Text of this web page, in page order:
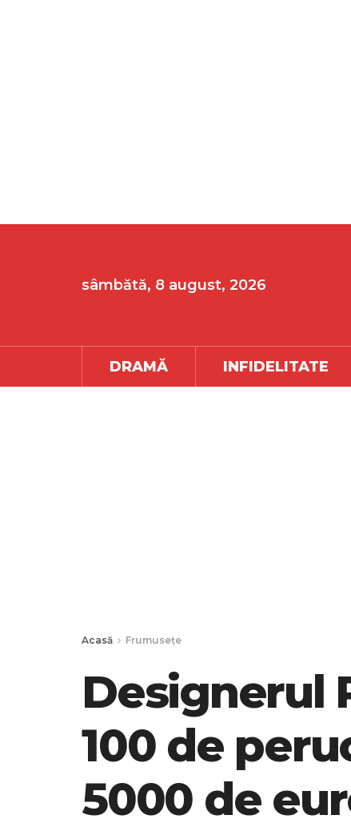
sâmbătă, 8 august, 2026
DRAMĂ INFIDELITATE
Acasă Frumusețe
Designerul
100 de
5000 de